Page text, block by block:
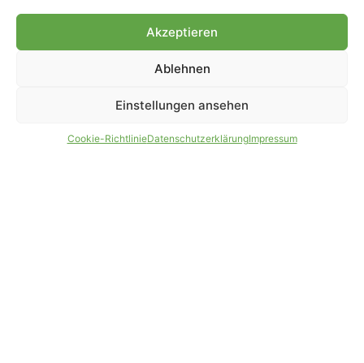
Akzeptieren
Ablehnen
Einstellungen ansehen
Cookie-RichtlinieDatenschutzerklärungImpressum
PARTNER WERDEN
AGB